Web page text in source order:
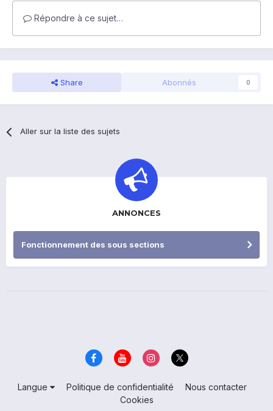
Répondre à ce sujet…
Share Abonnés 0
Aller sur la liste des sujets
ANNONCES
Fonctionnement des sous sections
Langue Politique de confidentialité
Nous contacter
Cookies